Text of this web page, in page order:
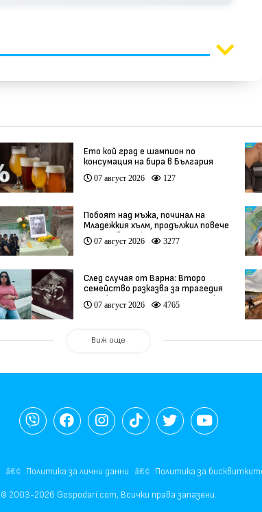
Ето кой град е шампион по
консумация на бира в България
07 август 2026 127
Побоят над мъжа, починал на
Младежкия хълм, продължил повече
от час (видео)
07 август 2026 3277
След случая от Варна: Второ
семейство разказва за трагедия
след бременност при същия лекар
(видео)
07 август 2026 4765
Виж още
Политика за лични данни Политика за
© 2003-2026 Gospodari.com, Всички права запазени.